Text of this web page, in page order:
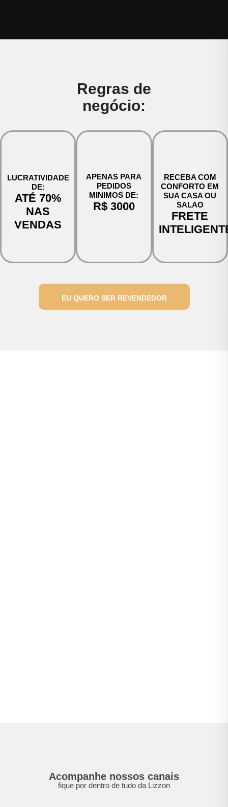
Regras de
negócio:
LUCRATIVIDADE
DE:
ATÉ 70%
NAS
VENDAS
APENAS PARA
PEDIDOS
MINIMOS DE:
R$ 3000
RECEBA COM
CONFORTO EM
SUA CASA OU
SALAO
FRETE
EU QUERO SER REVENDEDOR
Acompanhe nossos canais
fique por dentro de tudo da Lizzon